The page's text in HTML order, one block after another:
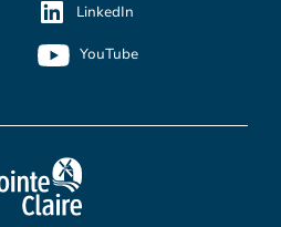
LinkedIn
YouTube